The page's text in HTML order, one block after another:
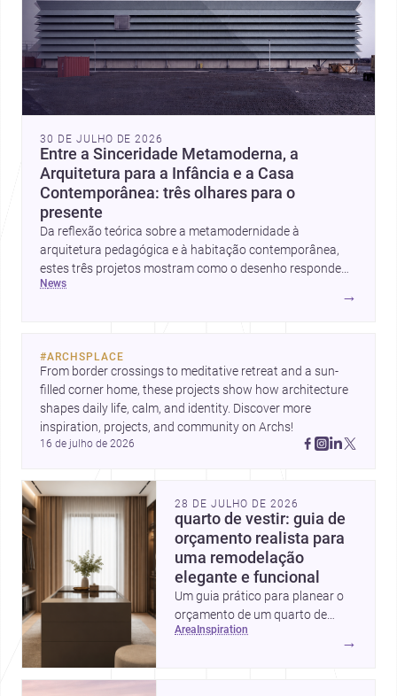
30 DE JULHO DE 2026
Entre a Sinceridade Metamoderna, a
Arquitetura para a Infância e a Casa
Contemporânea: três olhares para o
presente
Da reflexão teórica sobre a metamodernidade à
arquitetura pedagógica e à habitação contemporânea,
estes três projetos mostram como o desenho responde
hoje a emoção, uso e contexto. Para arquitetos, são
pistas valiosas sobre como criar espaços mais humanos,
news
→
#ARCHSPLACE
From border crossings to meditative retreat and a sun-
filled corner home, these projects show how architecture
shapes daily life, calm, and identity. Discover more
inspiration, projects, and community on Archs!
16 de julho de 2026
28 DE JULHO DE 2026
quarto de vestir: guia de
orçamento realista para
uma remodelação
elegante e funcional
Um guia prático para planear o
orçamento de um quarto de
vestir em Portugal, com
area inspiration
→